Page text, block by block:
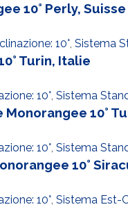
10° Perly, Suisse
10°, Sistema
Turin, Italie
10°, Sistema
10°
10°, Sistema
10°
10°, Sistema Est-